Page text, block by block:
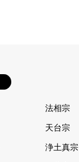
法相宗
天台宗
浄土真宗